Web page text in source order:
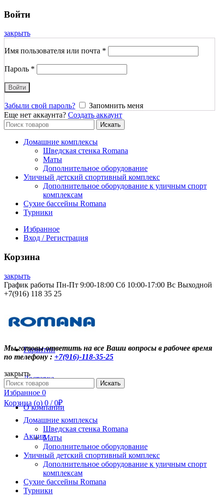
Войти
закрыть
Имя пользователя или почта *
Пароль *
Войти
Забыли свой пароль?
Запомнить меня
Еще нет аккаунта? Создать аккаунт
Search
for:
Искать
Домашние комплексы
Шведская стенка Romana
Маты
Дополнительное оборудование
Уличный детский спортивный комплекс
Дополнительное оборудование к уличным спорт
комплексам
Сухие бассейны Romana
Турники
Избранное
Вход / Регистрация
Корзина
закрыть
График работы Пн-Пт 9:00-18:00 Сб 10:00-17:00 Вс Выходной
+7(916) 118 35 25
Контакты
Гарантии
Доставка
О компании
Акции
Мы готовы ответить на все Ваши вопросы в рабочее время
по телефону : +7(916)-118-35-25
закрыть
Search
for:
Искать
Избранное 0
Корзина (o) 0 / 0₽
Домашние комплексы
Шведская стенка Romana
Маты
Дополнительное оборудование
Уличный детский спортивный комплекс
Дополнительное оборудование к уличным спорт
комплексам
Сухие бассейны Romana
Турники